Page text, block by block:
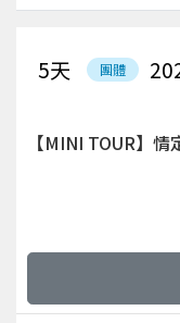
團體
5天
【MINI TOUR】